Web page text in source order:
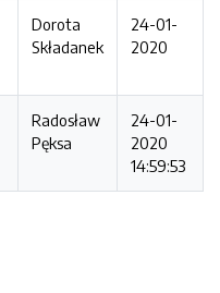
Dorota
Składanek
24-01-
2020
Radosław
Pęksa
24-01-
2020
14:59:53